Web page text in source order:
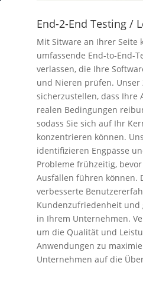
End-2-End Testing /
Mit Sitware an Ihrer Seite
umfassende End-to-End-
verlassen, die Ihre
und Nieren prüfen. Unser
sicherzustellen, dass Ihre
realen Bedingungen
sodass Sie sich auf Ihr
konzentrieren können.
identifizieren Engpässe
Probleme frühzeitig,
Ausfällen führen können.
verbesserte
Kundenzufriedenheit und
in Ihrem Unternehmen.
um die Qualität und
Anwendungen zu
Unternehmen auf die